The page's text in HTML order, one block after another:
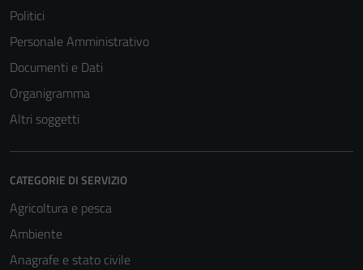
Politici
Personale Amministrativo
Documenti e Dati
Organigramma
Altri soggetti
CATEGORIE DI SERVIZIO
Agricoltura e pesca
Ambiente
Anagrafe e stato civile